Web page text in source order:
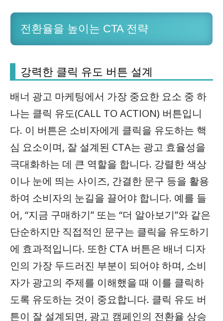
전환율을 높이는 CTA 전략
강력한 클릭 유도 버튼 설계
배너 광고 마케팅에서 가장 중요한 요소 중 하
나는 클릭 유도(CALL TO ACTION) 버튼입니
다. 이 버튼은 소비자에게 클릭을 유도하는 핵
심 요소이며, 잘 설계된 CTA는 광고 효율성을
극대화하는 데 큰 역할을 합니다. 강렬한 색상
이나 눈에 띄는 사이즈, 간결한 문구 등을 활용
하여 소비자의 눈길을 끌어야 합니다. 예를 들
어, “지금 구매하기” 또는 “더 알아보기”와 같은
단순하지만 직접적인 문구는 클릭을 유도하기
에 효과적입니다. 또한 CTA 버튼은 배너 디자
인의 가장 두드러진 부분이 되어야 하며, 소비
자가 광고의 주제를 이해했을 때 이를 클릭하
도록 유도하는 것이 중요합니다. 클릭 유도 버
튼이 잘 설계되면, 광고 캠페인의 전환율 상승